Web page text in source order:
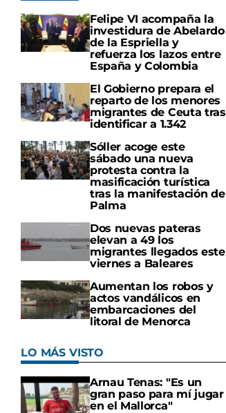
Felipe VI acompaña la
investidura de Abelardo
de la Espriella y
refuerza los lazos entre
España y Colombia
El Gobierno prepara el
reparto de los menores
migrantes de Ceuta tras
identificar a 1.342
Sóller acoge este
sábado una nueva
protesta contra la
masificación turística
tras la manifestación de
Palma
Dos nuevas pateras
elevan a 49 los
migrantes llegados este
viernes a Baleares
Aumentan los robos y
actos vandálicos en
embarcaciones del
litoral de Menorca
LO MÁS VISTO
Arnau Tenas: "Es un
gran paso para mí jugar
en el Mallorca"